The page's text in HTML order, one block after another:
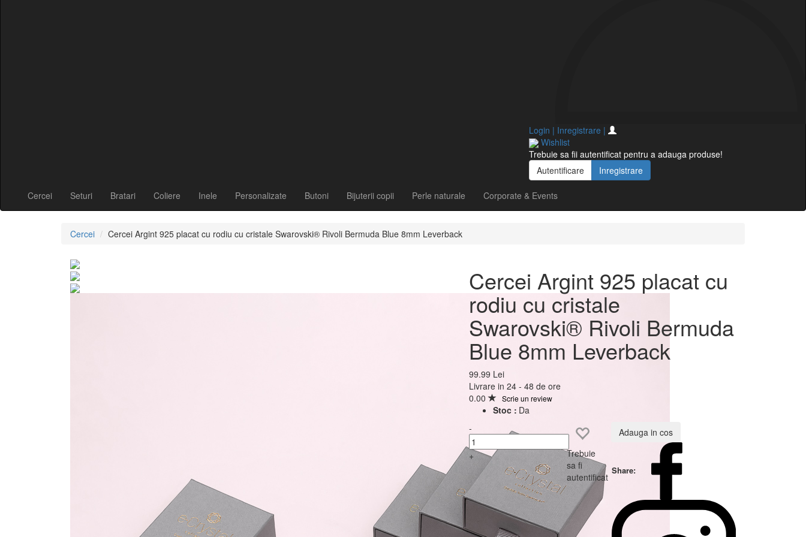
Login | Inregistrare |
Wishlist
Trebuie sa fii autentificat pentru a adauga produse!
Autentificare
Inregistrare
Cercei Seturi Bratari Coliere Inele Personalizate Butoni Bijuterii copii Perle naturale Corporate & Events
Cercei Cercei Argint 925 placat cu rodiu cu cristale Swarovski® Rivoli Bermuda Blue 8mm Leverback
Cercei Argint 925 placat cu
rodiu cu cristale Swarovski®
Rivoli Bermuda Blue 8mm
Cercei Argint 925 placat cu
rodiu cu cristale
Swarovski® Rivoli Bermuda
Blue 8mm Leverback
99.99 Lei
Livrare in 24 - 48 de ore
0.00
Scrie un review
Stoc : Da
-
+
Trebuie
sa fi
autentificat
Adauga in cos
Share: